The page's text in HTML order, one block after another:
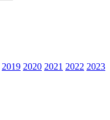
2019 2020 2021 2022 2023